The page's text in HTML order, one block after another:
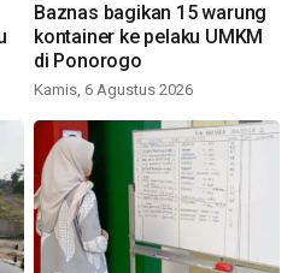
Baznas bagikan 15 warung
kontainer ke pelaku UMKM
di Ponorogo
Kamis, 6 Agustus 2026